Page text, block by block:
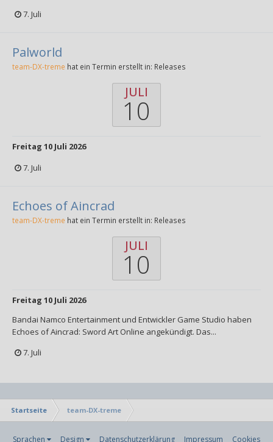
7. Juli
Palworld
team-DX-treme hat ein Termin erstellt in: Releases
JULI
10
Freitag 10 Juli 2026
7. Juli
Echoes of Aincrad
team-DX-treme hat ein Termin erstellt in: Releases
JULI
10
Freitag 10 Juli 2026
Bandai Namco Entertainment und Entwickler Game Studio haben
Echoes of Aincrad: Sword Art Online angekündigt. Das...
7. Juli
Startseite team-DX-treme
Sprachen Design Datenschutzerklärung Impressum Cookies